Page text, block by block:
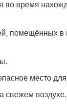
время
помещённых в
место
свежем воздухе.